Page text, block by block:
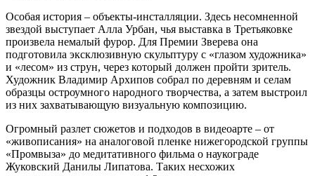
Особая история – объекты-инсталляции. Здесь несомненной
звездой выступает Алла Урбан, чья выставка в Третьяковке
произвела немалый фурор. Для Премии Зверева она
подготовила эксклюзивную скульптуру с «глазом художника»
и «лесом» из струн, через который должен пройти зритель.
Художник Владимир Архипов собрал по деревням и селам
образцы остроумного народного творчества, а затем выстроил
из них захватывающую визуальную композицию.
Огромный разлет сюжетов и подходов в видеоарте – от
«живописания» на аналоговой пленке нижегородской группы
«Промвыза» до медитативного фильма о наукограде
Жуковский Данилы Липатова. Таких несхожих